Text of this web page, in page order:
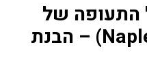
התעופה של
נאפולי (Naples Airport) – הבנת